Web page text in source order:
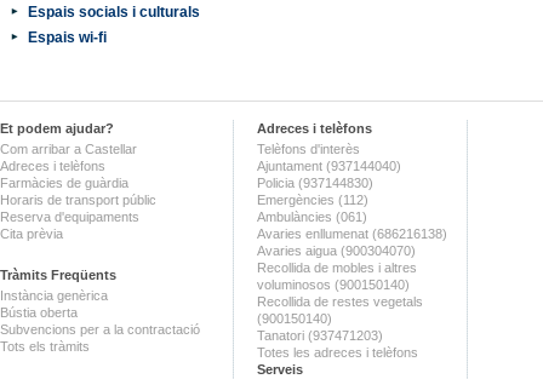
Espais socials i culturals
Espais wi-fi
Et podem ajudar?
Com arribar a Castellar
Adreces i telèfons
Farmàcies de guàrdia
Horaris de transport públic
Reserva d'equipaments
Cita prèvia
Tràmits Freqüents
Instància genèrica
Bústia oberta
Subvencions per a la contractació
Tots els tràmits
Adreces i telèfons
Telèfons d'interès
Ajuntament (937144040)
Policia (937144830)
Emergències (112)
Ambulàncies (061)
Avaries enllumenat (686216138)
Avaries aigua (900304070)
Recollida de mobles i altres
voluminosos (900150140)
Recollida de restes vegetals
(900150140)
Tanatori (937471203)
Totes les adreces i telèfons
Serveis